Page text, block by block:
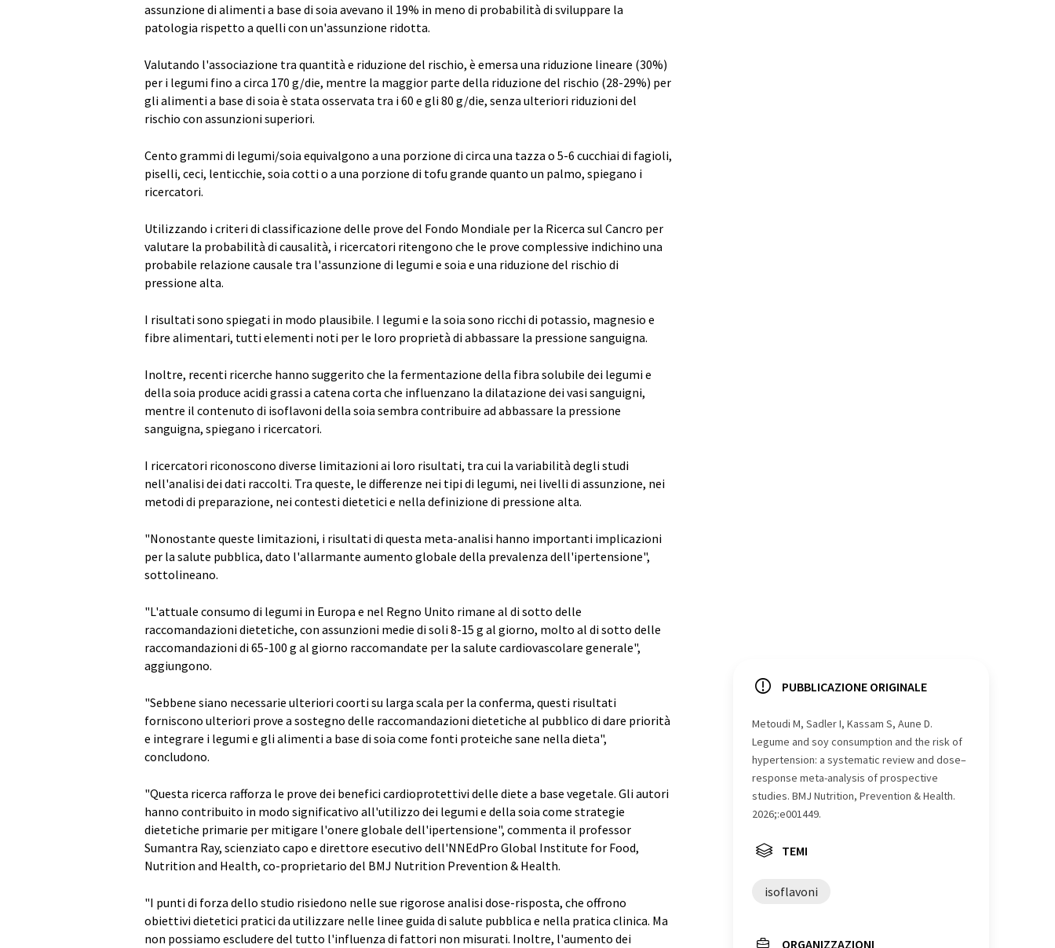
assunzione di alimenti a base di soia avevano il 19% in meno di probabilità di sviluppare la
patologia rispetto a quelli con un'assunzione ridotta.
Valutando l'associazione tra quantità e riduzione del rischio, è emersa una riduzione lineare (30%)
per i legumi fino a circa 170 g/die, mentre la maggior parte della riduzione del rischio (28-29%) per
gli alimenti a base di soia è stata osservata tra i 60 e gli 80 g/die, senza ulteriori riduzioni del
rischio con assunzioni superiori.
Cento grammi di legumi/soia equivalgono a una porzione di circa una tazza o 5-6 cucchiai di fagioli,
piselli, ceci, lenticchie, soia cotti o a una porzione di tofu grande quanto un palmo, spiegano i
ricercatori.
Utilizzando i criteri di classificazione delle prove del Fondo Mondiale per la Ricerca sul Cancro per
valutare la probabilità di causalità, i ricercatori ritengono che le prove complessive indichino una
probabile relazione causale tra l'assunzione di legumi e soia e una riduzione del rischio di
pressione alta.
I risultati sono spiegati in modo plausibile. I legumi e la soia sono ricchi di potassio, magnesio e
fibre alimentari, tutti elementi noti per le loro proprietà di abbassare la pressione sanguigna.
Inoltre, recenti ricerche hanno suggerito che la fermentazione della fibra solubile dei legumi e
della soia produce acidi grassi a catena corta che influenzano la dilatazione dei vasi sanguigni,
mentre il contenuto di isoflavoni della soia sembra contribuire ad abbassare la pressione
sanguigna, spiegano i ricercatori.
I ricercatori riconoscono diverse limitazioni ai loro risultati, tra cui la variabilità degli studi
nell'analisi dei dati raccolti. Tra queste, le differenze nei tipi di legumi, nei livelli di assunzione, nei
metodi di preparazione, nei contesti dietetici e nella definizione di pressione alta.
"Nonostante queste limitazioni, i risultati di questa meta-analisi hanno importanti implicazioni
per la salute pubblica, dato l'allarmante aumento globale della prevalenza dell'ipertensione",
sottolineano.
"L'attuale consumo di legumi in Europa e nel Regno Unito rimane al di sotto delle
raccomandazioni dietetiche, con assunzioni medie di soli 8-15 g al giorno, molto al di sotto delle
raccomandazioni di 65-100 g al giorno raccomandate per la salute cardiovascolare generale",
aggiungono.
"Sebbene siano necessarie ulteriori coorti su larga scala per la conferma, questi risultati
forniscono ulteriori prove a sostegno delle raccomandazioni dietetiche al pubblico di dare priorità
e integrare i legumi e gli alimenti a base di soia come fonti proteiche sane nella dieta",
concludono.
"Questa ricerca rafforza le prove dei benefici cardioprotettivi delle diete a base vegetale. Gli autori
hanno contribuito in modo significativo all'utilizzo dei legumi e della soia come strategie
dietetiche primarie per mitigare l'onere globale dell'ipertensione", commenta il professor
Sumantra Ray, scienziato capo e direttore esecutivo dell'NNEdPro Global Institute for Food,
Nutrition and Health, co-proprietario del BMJ Nutrition Prevention & Health.
"I punti di forza dello studio risiedono nelle sue rigorose analisi dose-risposta, che offrono
obiettivi dietetici pratici da utilizzare nelle linee guida di salute pubblica e nella pratica clinica. Ma
non possiamo escludere del tutto l'influenza di fattori non misurati. Inoltre, l'aumento dei
PUBBLICAZIONE ORIGINALE
Metoudi M, Sadler I, Kassam S, Aune D.
Legume and soy consumption and the risk of
hypertension: a systematic review and dose–
response meta-analysis of prospective
studies. BMJ Nutrition, Prevention & Health.
2026;:e001449.
TEMI
isoflavoni
ORGANIZZAZIONI